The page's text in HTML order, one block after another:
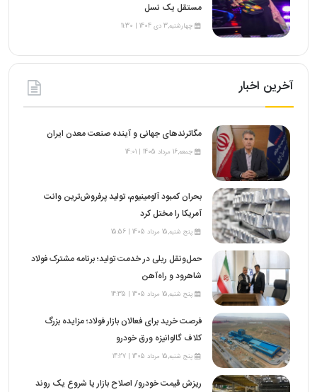
مستقل یک نسل
چهارشنبه,3 دی 1404 | 11:30
آخرین اخبار
مگاترندهای جهانی و آینده صنعت معدن ایران
جمعه,16 مرداد 1405 | 14:01
بحران کمبود آلومینیوم، تولید پرفروش‌ترین وانت
آمریکا را مختل کرد
پنج شنبه,15 مرداد 1405 | 15:56
حمل‌ونقل ریلی در خدمت تولید؛ برنامه مشترک فولاد
شاهرود و راه‌آهن
پنج شنبه,15 مرداد 1405 | 14:35
فرصت خرید برای فعالان بازار فولاد؛ مزایده بزرگ
کلاف گالوانیزه ورق خودرو
پنج شنبه,15 مرداد 1405 | 14:27
ریزش قیمت خودرو/ اصلاح بازار یا شروع یک روند